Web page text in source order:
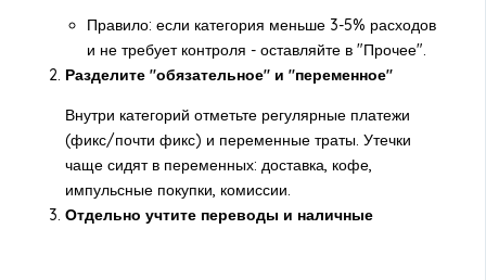
Правило: если категория меньше 3-5% расходов
и не требует контроля - оставляйте в "Прочее".
Разделите "обязательное" и "переменное"
Внутри категорий отметьте регулярные платежи
(фикс/почти фикс) и переменные траты. Утечки
чаще сидят в переменных: доставка, кофе,
импульсные покупки, комиссии.
Отдельно учтите переводы и наличные